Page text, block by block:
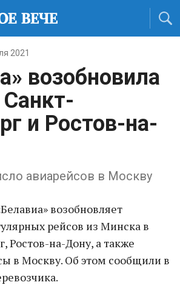
2021
возобновила
и Ростов-на-
авиарейсов в Москву
возобновляет
рейсов из Минска в
Ростов-на-Дону, а также
в Москву. Об этом сообщили в